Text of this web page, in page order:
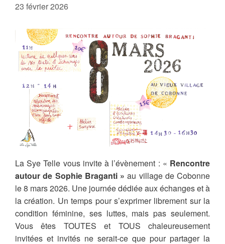
23 février 2026
La Sye Telle vous invite à l’évènement : « Rencontre
autour de Sophie Braganti » au village de Cobonne
le 8 mars 2026. Une journée dédiée aux échanges et à
la création. Un temps pour s’exprimer librement sur la
condition féminine, ses luttes, mais pas seulement.
Vous êtes TOUTES et TOUS chaleureusement
invitées et invités ne serait-ce que pour partager la